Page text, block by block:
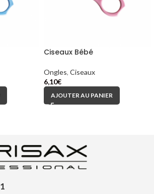
Ciseaux Bébé
Ongles, Ciseaux
6,10€
AJOUTER AU PANIER